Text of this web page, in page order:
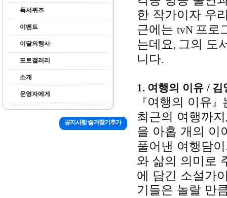
독서퀴즈
이벤트
이달의행사
포토갤러리
소개
운영자에게
한 작가이자 우
근에는 tvN 프로
는데요 , 그의 도
니다.
1. 여행의 이유 / 김
『여행의 이유 』
최근의 여행까지
을 아홉 개의 이
풀어낸 여행담
와 삶의 의미로
에 담긴 소설가
기들은 놀랄 만
공지사항 즐겨찾기추가